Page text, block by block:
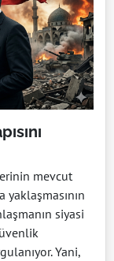
mevcut
yaklaşmasının
siyasi
Yani,